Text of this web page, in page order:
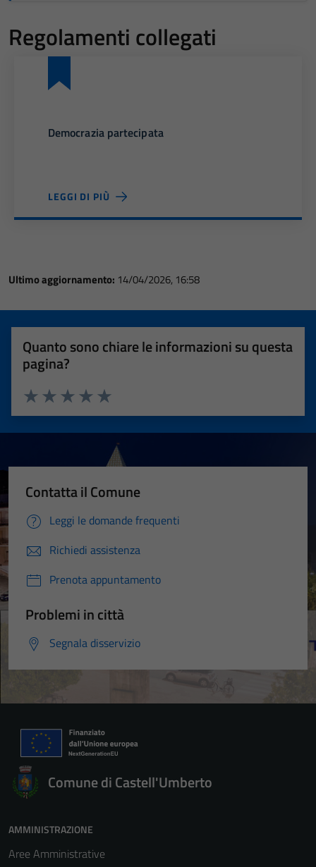
Regolamenti collegati
Democrazia partecipata
LEGGI DI PIÙ
Ultimo aggiornamento: 14/04/2026, 16:58
Quanto sono chiare le informazioni su questa
pagina?
Valuta 5 stelle su 5
Valuta 4 stelle su 5
Valuta 3 stelle su 5
Valuta 2 stelle su 5
Valuta 1 stelle su 5
Contatta il Comune
Leggi le domande frequenti
Richiedi assistenza
Prenota appuntamento
Problemi in città
Segnala disservizio
Comune di Castell'Umberto
AMMINISTRAZIONE
Aree Amministrative